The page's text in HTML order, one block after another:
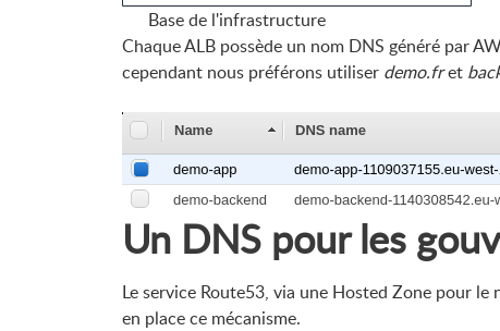
Base de l'infrastructure
Chaque ALB possède un nom DNS généré par
cependant nous préférons utiliser demo.fret
Un DNS pour les
Le service Route53, via une Hosted Zone pour le
en place ce mécanisme.